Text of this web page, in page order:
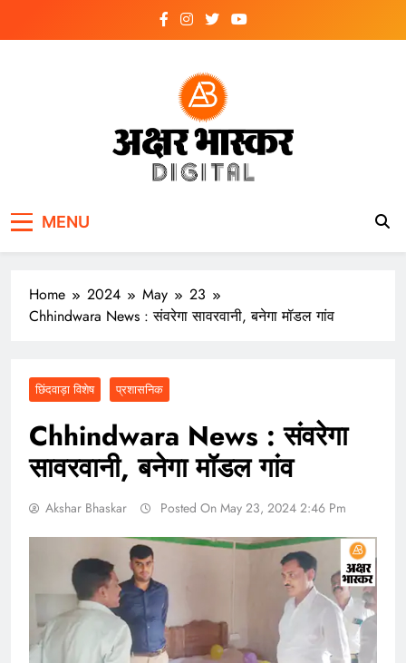
MENU
Home 2024 May
23
Chhindwara News : संवरेगा सावरवानी, बनेगा मॉडल गांव
छिंदवाड़ा विशेष प्रशासनिक
Chhindwara News : संवरेगा
सावरवानी, बनेगा मॉडल गांव
Akshar Bhaskar Posted On May 23, 2024 2:46 Pm